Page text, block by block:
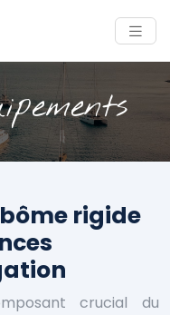
rigide
crucial du